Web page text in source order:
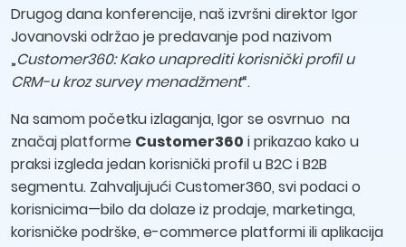
Drugog dana konferencije, naš izvršni direktor Igor
Jovanovski održao je predavanje pod nazivom
„Customer360: Kako unaprediti korisnički profil u
CRM-u kroz survey menadžment“.
Na samom početku izlaganja, Igor se osvrnuo na
značaj platforme Customer360 i prikazao kako u
praksi izgleda jedan korisnički profil u B2C i B2B
segmentu. Zahvaljujući Customer360, svi podaci o
korisnicima—bilo da dolaze iz prodaje, marketinga,
korisničke podrške, e-commerce platformi ili aplikacija